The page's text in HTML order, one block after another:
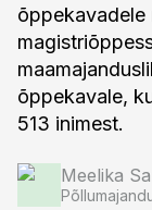
õppekavale,
513 inimest.
Meelika